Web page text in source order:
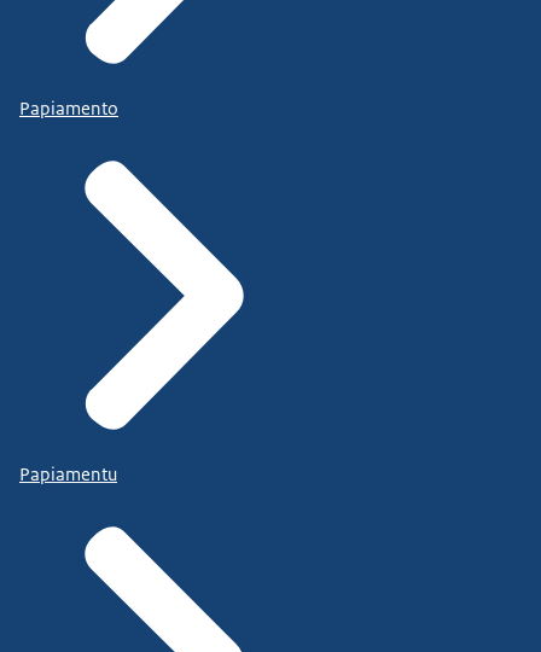
Papiamento
Papiamentu